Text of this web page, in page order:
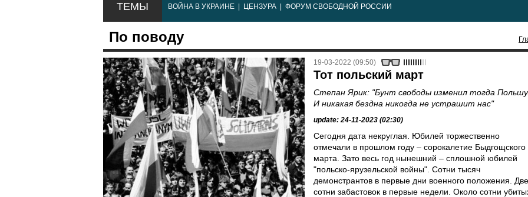
ТЕМЫ ВОЙНА В УКРАИНЕ ЦЕНЗУРА ФОРУМ СВОБОДНОЙ РОССИИ
По поводу
19-03-2022 (09:50)
Тот польский март
Степан Ярик: "Бунт свободы изменил тогда Польшу.
И никакая бездна никогда не устрашит нас"
update: 24-11-2023 (02:30)
Сегодня дата некруглая. Юбилей торжественно
отмечали в прошлом году – сорокалетие Быдгощского
марта. Зато весь год нынешний – сплошной юбилей
"польско-ярузельской войны". Сотни тысяч
демонстрантов в первые дни военного положения. Две
сотни забастовок в первые недели. Около сотни